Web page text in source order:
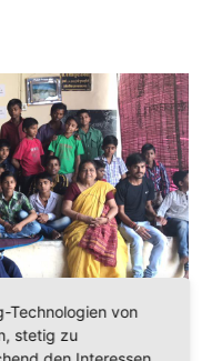
Technologien von
stetig zu